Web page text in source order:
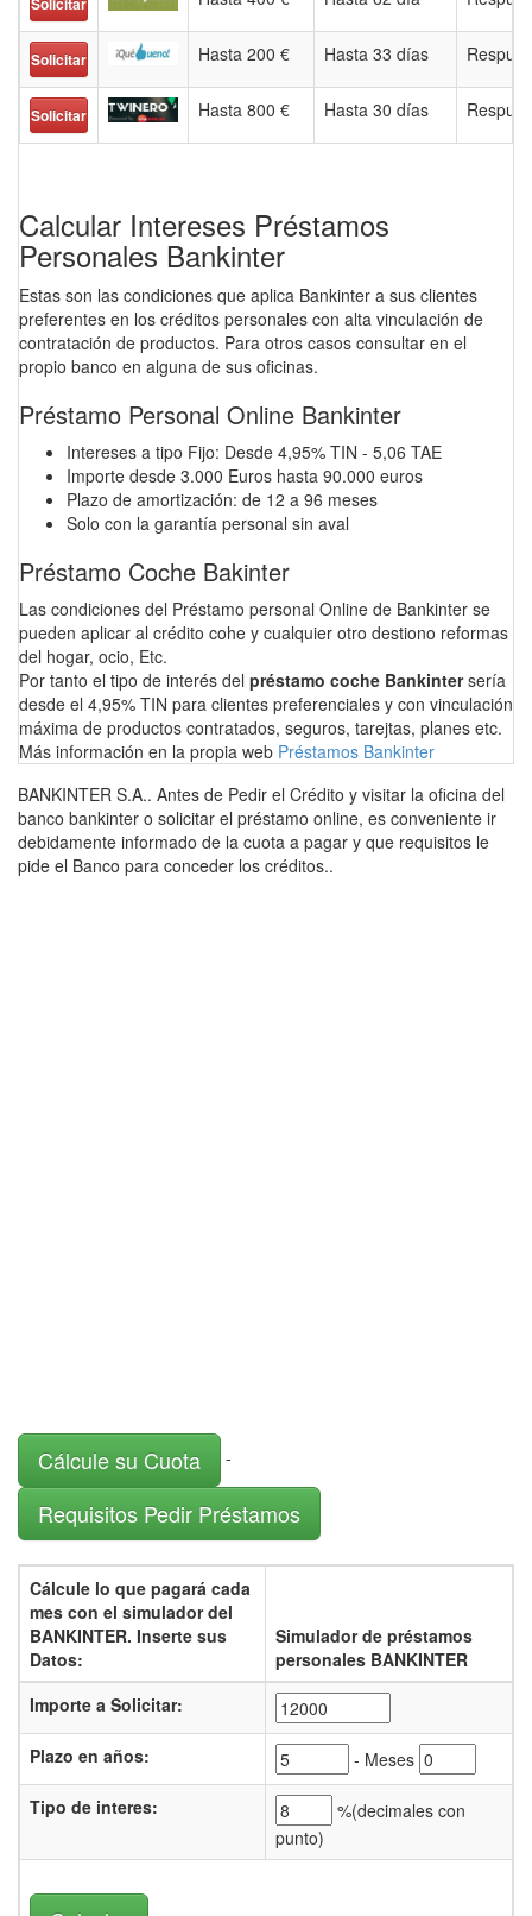
Solicitar Hasta 200 € Hasta 33 días
Solicitar Hasta 800 € Hasta 30 días
Calcular Intereses Préstamos
Personales Bankinter
Estas son las condiciones que aplica Bankinter a sus clientes
preferentes en los créditos personales con alta vinculación de
contratación de productos. Para otros casos consultar en el
propio banco en alguna de sus oficinas.
Préstamo Personal Online Bankinter
Intereses a tipo Fijo: Desde 4,95% TIN - 5,06 TAE
Importe desde 3.000 Euros hasta 90.000 euros
Plazo de amortización: de 12 a 96 meses
Solo con la garantía personal sin aval
Préstamo Coche Bakinter
Las condiciones del Préstamo personal Online de Bankinter se
pueden aplicar al crédito cohe y cualquier otro destiono reformas
del hogar, ocio, Etc.
Por tanto el tipo de interés del préstamo coche Bankintersería
desde el 4,95% TIN para clientes preferenciales y con vinculación
máxima de productos contratados, seguros, tarejtas, planes etc.
Más información en la propia web Préstamos Bankinter
BANKINTER S.A.. Antes de Pedir el Crédito y visitar la oficina del
banco bankinter o solicitar el préstamo online, es conveniente ir
debidamente informado de la cuota a pagar y que requisitos le
pide el Banco para conceder los créditos..
Cálcule su Cuota -
Requisitos Pedir Préstamos
Cálcule lo que pagará cada
mes con el simulador del
BANKINTER. Inserte sus
Datos:
Simulador de préstamos
personales BANKINTER
Importe a Solicitar:
Plazo en años:
- Meses
Tipo de interes: %(decimales con
punto)